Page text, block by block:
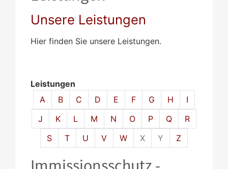
Unsere Leistungen
Hier finden Sie unsere Leistungen.
Leistungen
Alphabetisches Register überspringen
A B C D E F G H
I
J
K L M N O P Q
R
S
T U V W X Y Z